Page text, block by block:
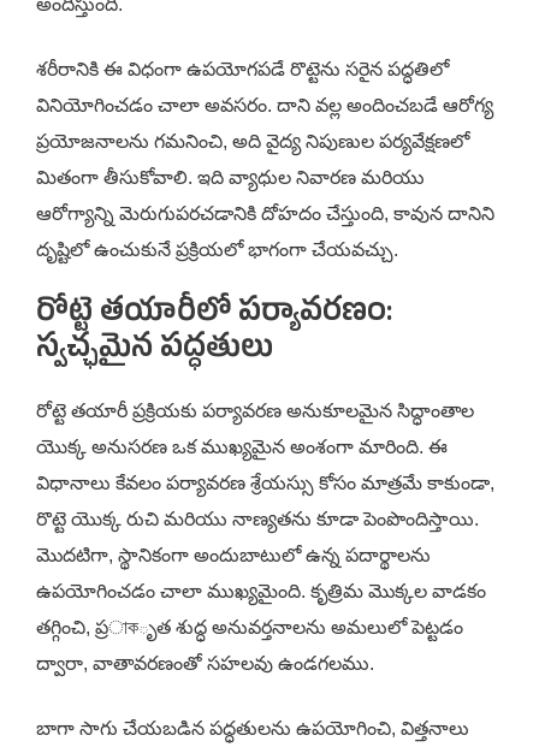
శరీరానికి ఈ విధంగా ఉపయోగపడే రొట్టెను సరైన పద్ధతిలో
వినియోగించడం చాలా అవసరం. దాని వల్ల అందించబడే ఆరోగ్య
ప్రయోజనాలను గమనించి, అది వైద్య నిపుణుల పర్యవేక్షణలో
మితంగా తీసుకోవాలి. ఇది వ్యాధుల నివారణ మరియు
ఆరోగ్యాన్ని మెరుగుపరచడానికి దోహదం చేస్తుంది, కావున దానిని
దృష్టిలో ఉంచుకునే ప్రక్రియలో భాగంగా చేయవచ్చు.
రోట్టె తయారీలో పర్యావరణం:
స్వచ్ఛమైన పద్ధతులు
రోట్టె తయారీ ప్రక్రియకు పర్యావరణ అనుకూలమైన సిద్ధాంతాల
యొక్క అనుసరణ ఒక ముఖ్యమైన అంశంగా మారింది. ఈ
విధానాలు కేవలం పర్యావరణ శ్రేయస్సు కోసం మాత్రమే కాకుండా,
రొట్టె యొక్క రుచి మరియు నాణ్యతను కూడా పెంపొందిస్తాయి.
మొదటిగా, స్థానికంగా అందుబాటులో ఉన్న పదార్థాలను
ఉపయోగించడం చాలా ముఖ్యమైంది. కృత్రిమ మొక్కల వాడకం
తగ్గించి, ప్రাকృత శుద్ధ అనువర్తనాలను అమలులో పెట్టడం
ద్వారా, వాతావరణంతో సహలవు ఉండగలము.
బాగా సాగు చేయబడిన పద్ధతులను ఉపయోగించి, విత్తనాలు